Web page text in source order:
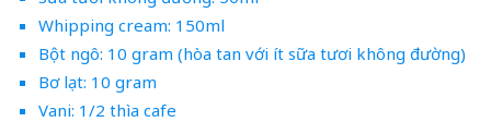
Whipping cream: 150ml
Bột ngô: 10 gram (hòa tan với ít sữa tươi không đường)
Bơ lạt: 10 gram
Vani: 1/2 thìa cafe